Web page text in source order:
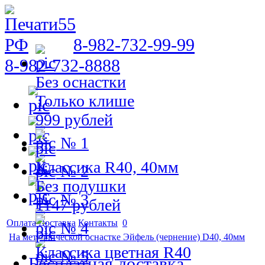
8-982-732-99-99
8-982-732-8888
Оплата Доставка Контакты 0
На металлической оснастке Эйфель (чернение) D40, 40мм
№ 1
№ 2
№ 3
№ 4
№ 5
Без оснастки
Только клише
999 рублей
Классика R40, 40мм
Без подушки
1147 рублей
Классика цветная R40